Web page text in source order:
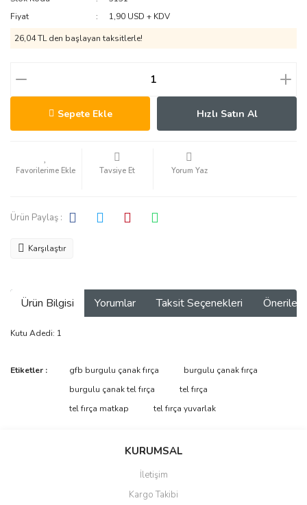
Fiyat
1,90 USD + KDV
26,04 TL den başlayan taksitlerle!
Sepete Ekle Hızlı Satın Al
Tavsiye Et Yorum Yaz
Ürün Paylaş :
Karşılaştır
Ürün Bilgisi Yorumlar Taksit Seçenekleri
Kutu Adedi: 1
Bu ürüne ilk yorumu siz yapın!
Bu ürünün fiyat bilgisi, resim, ürün açıklamalarında ve diğer
tarafımıza iletebilirsiniz.
Görüş ve önerileriniz için teşekkür ederiz.
Ürün bilgilerinde hatalar bulunuyor.
Ürün fiyatı diğer sitelerden daha pahalı.
Etiketler : gfb burgulu çanak fırça
burgulu çanak fırça
burgulu çanak tel fırça
tel fırça
tel fırça matkap
tel fırça yuvarlak
KURUMSAL
İletişim
Kargo Takibi